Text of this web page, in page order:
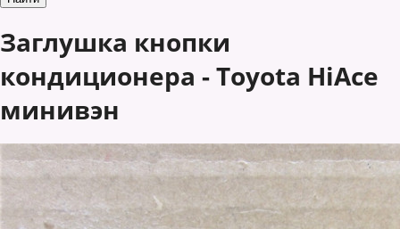
Заглушка кнопки
кондиционера - Toyota HiAce
минивэн